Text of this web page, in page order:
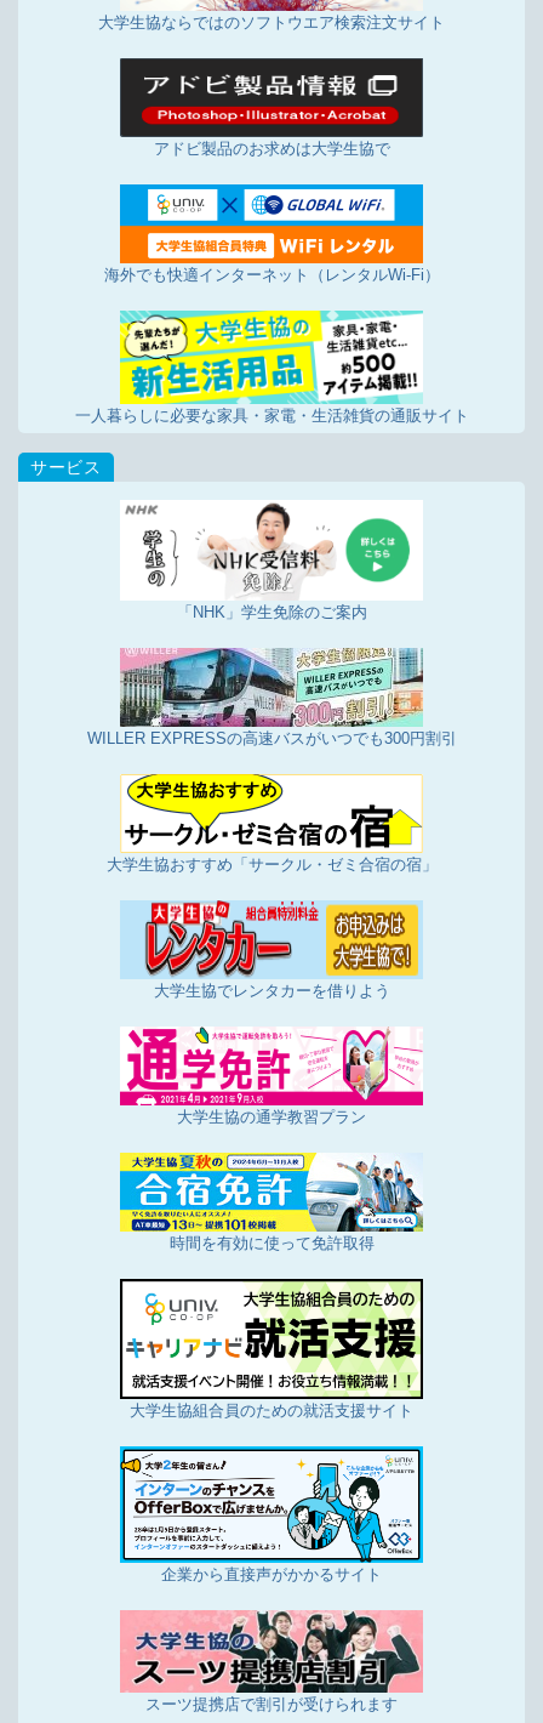
大学生協ならではのソフトウエア検索注文サイト
アドビ製品のお求めは大学生協で
海外でも快適インターネット（レンタルWi-Fi）
一人暮らしに必要な家具・家電・生活雑貨の通販サイト
「NHK」学生免除のご案内
WILLER EXPRESSの高速バスがいつでも300円割引
大学生協おすすめ「サークル・ゼミ合宿の宿」
大学生協でレンタカーを借りよう
大学生協の通学教習プラン
時間を有効に使って免許取得
大学生協組合員のための就活支援サイト
企業から直接声がかかるサイト
スーツ提携店で割引が受けられます